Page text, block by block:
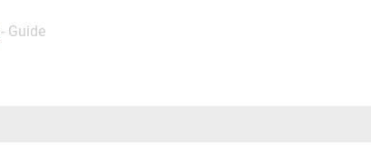
- Guide